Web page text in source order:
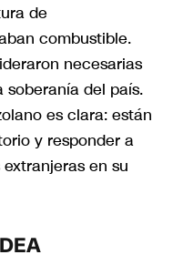
de
combustible.
necesarias
soberanía del país.
es clara: están
y responder a
en su